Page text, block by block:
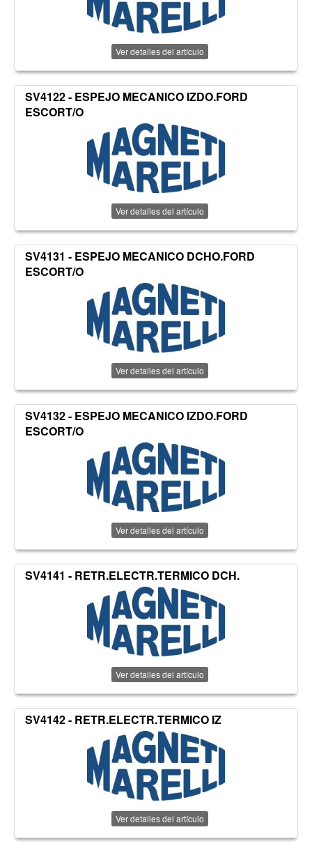
Ver detalles del artículo
SV4122 - ESPEJO MECANICO IZDO.FORD
ESCORT/O
Ver detalles del artículo
SV4131 - ESPEJO MECANICO DCHO.FORD
ESCORT/O
Ver detalles del artículo
SV4132 - ESPEJO MECANICO IZDO.FORD
ESCORT/O
Ver detalles del artículo
SV4141 - RETR.ELECTR.TERMICO DCH.
Ver detalles del artículo
SV4142 - RETR.ELECTR.TERMICO IZ
Ver detalles del artículo